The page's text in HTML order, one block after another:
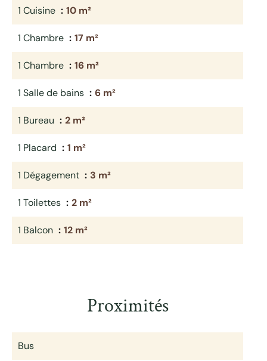
1 Cuisine 10 m²
1 Chambre 17 m²
1 Chambre 16 m²
1 Salle de bains 6 m²
1 Bureau 2 m²
1 Placard 1 m²
1 Dégagement 3 m²
1 Toilettes 2 m²
1 Balcon 12 m²
Proximités
Bus